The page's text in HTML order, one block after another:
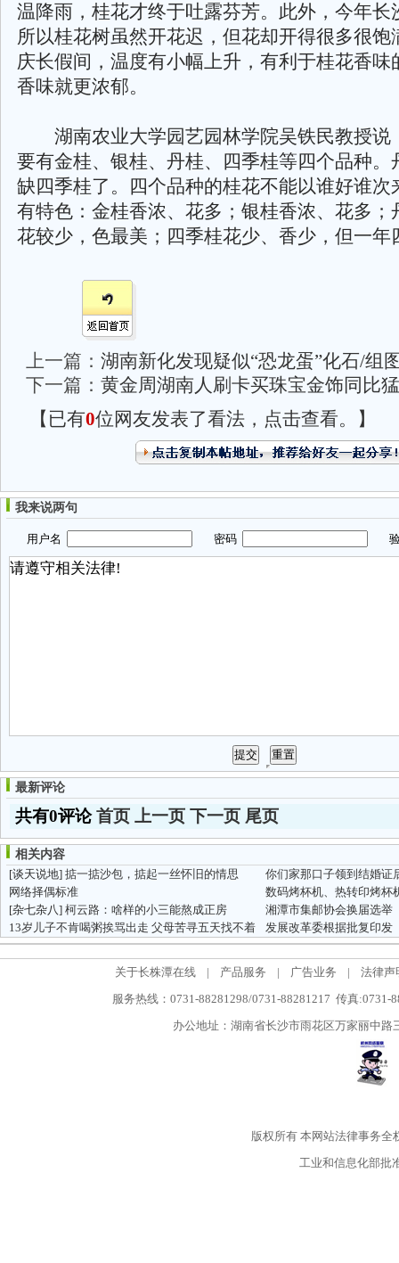
温降雨，桂花才终于吐露芬芳。此外，今年长
所以桂花树虽然开花迟，但花却开得很多很饱
庆长假间，温度有小幅上升，有利于桂花香味
香味就更浓郁。
湖南农业大学园艺园林学院吴铁民教授说
要有金桂、银桂、丹桂、四季桂等四个品种。
缺四季桂了。四个品种的桂花不能以谁好谁次
有特色：金桂香浓、花多；银桂香浓、花多；
花较少，色最美；四季桂花少、香少，但一年
上一篇： 湖南新化发现疑似“恐龙蛋”化石/组
下一篇： 黄金周湖南人刷卡买珠宝金饰同比
【已有0位网友发表了看法，点击查看。】
我来说两句
用户名 密码 验
最新评论
共有0评论首页 上一页 下一页 尾页
相关内容
[谈天说地] 掂一掂沙包，掂起一丝怀旧的情思
你们家那口子领到结婚证
网络择偶标准
[杂七杂八] 柯云路：啥样的小三能熬成正房
湘潭市集邮协会换届选举
13岁儿子不肯喝粥挨骂出走 父母苦寻五天找不着
关于长株潭在线 | 产品服务 | 广告业务 |
法律声
服务热线：0731-88281298/0731-88281217 传真:0731-
办公地址：湖南省长沙市雨花区万家丽中
版权所有本网站法律事务全
工业和信息化部批